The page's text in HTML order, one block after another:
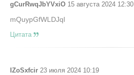
gCurRwqJbYVxiO 15 августа 2024 12:30
mQuypGfWLDJql
Цитата
IZoSxfcir 23 июля 2024 10:19